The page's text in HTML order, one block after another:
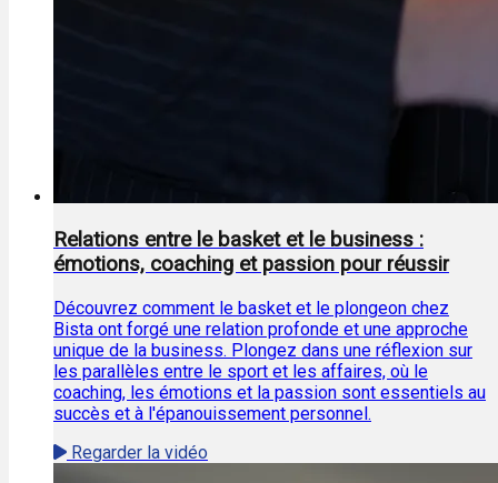
Relations entre le basket et le business :
émotions, coaching et passion pour réussir
Découvrez comment le basket et le plongeon chez
Bista ont forgé une relation profonde et une approche
unique de la business. Plongez dans une réflexion sur
les parallèles entre le sport et les affaires, où le
coaching, les émotions et la passion sont essentiels au
succès et à l'épanouissement personnel.
Regarder la vidéo